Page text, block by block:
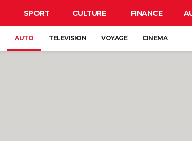
SPORT CULTURE FINANCE
AUTO TELEVISION VOYAGE CINEMA